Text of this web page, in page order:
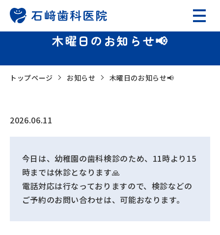
木曜日のお知らせ📢
トップページ お知らせ 木曜日のお知らせ📢
2026.06.11
今日は、幼稚園の歯科検診のため、11時より15
時までは休診となります🙏
電話対応は行なっておりますので、検診などの
ご予約のお問い合わせは、可能おなります。